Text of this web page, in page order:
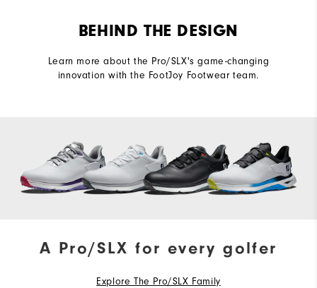
BEHIND THE DESIGN
Learn more about the Pro/SLX's game-changing
innovation with the FootJoy Footwear team.
A Pro/SLX for every golfer
Explore The Pro/SLX Family